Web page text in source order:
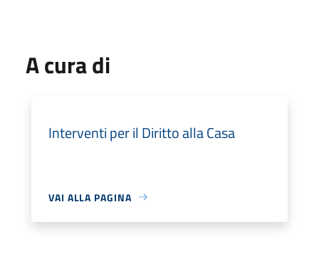
A cura di
Interventi per il Diritto alla Casa
VAI ALLA PAGINA